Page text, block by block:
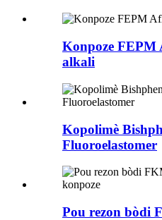
Konpoze FEPM
alkali
Kopolimè
Fluoroelastomer
Pou rezon bòdi